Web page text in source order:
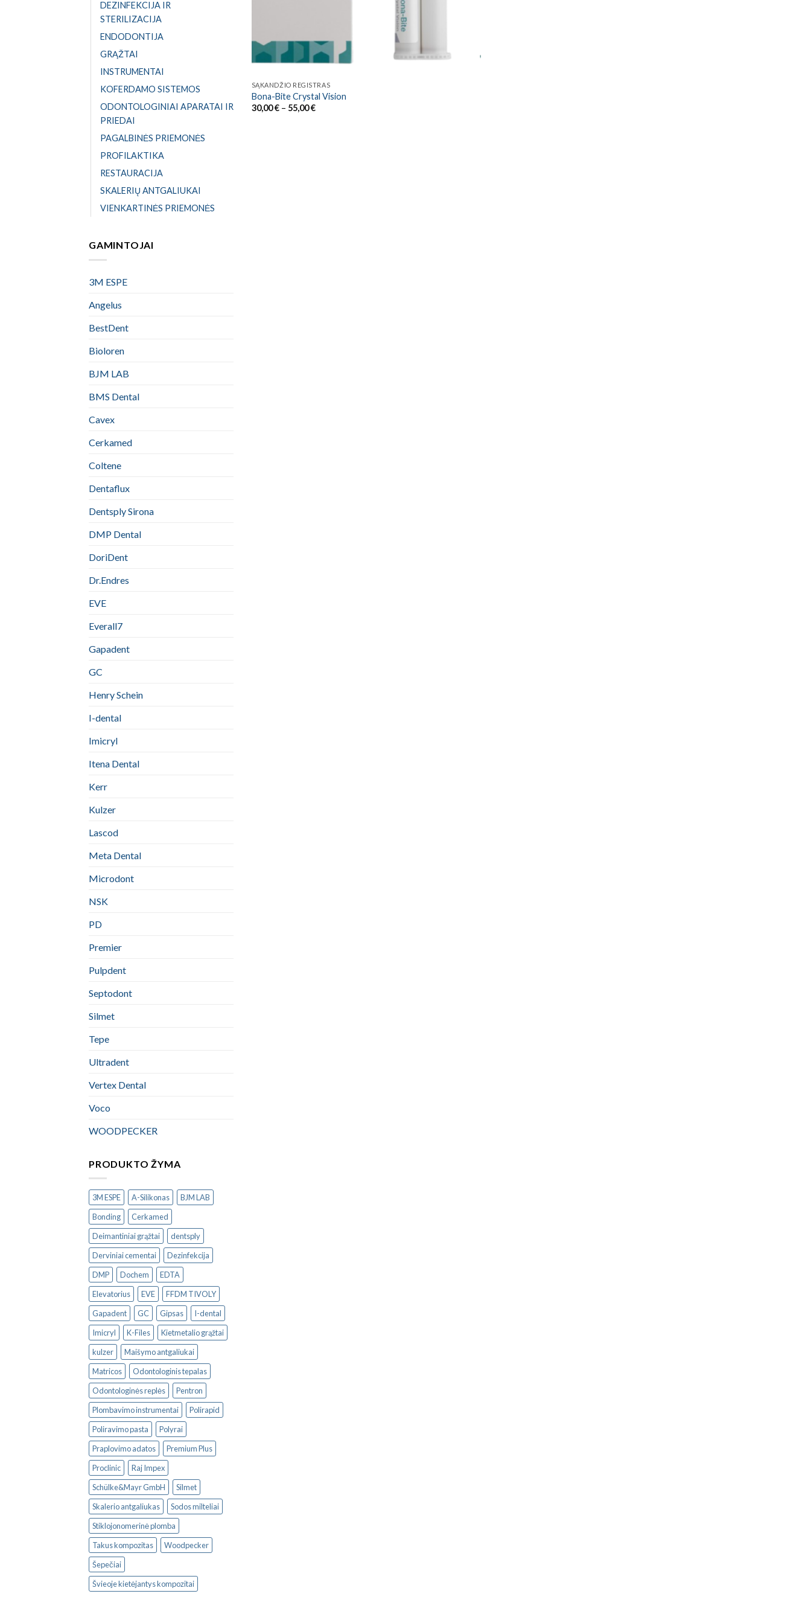
DEZINFEKCIJA IR
STERILIZACIJA
ENDODONTIJA
GRĄŽTAI
INSTRUMENTAI
KOFERDAMO SISTEMOS
ODONTOLOGINIAI APARATAI IR
PRIEDAI
PAGALBINĖS PRIEMONĖS
PROFILAKTIKA
RESTAURACIJA
SKALERIŲ ANTGALIUKAI
VIENKARTINĖS PRIEMONĖS
GAMINTOJAI
3M ESPE
Angelus
BestDent
Bioloren
BJM LAB
BMS Dental
Cavex
Cerkamed
Coltene
Dentaflux
Dentsply Sirona
DMP Dental
DoriDent
Dr.Endres
EVE
Everall7
Gapadent
GC
Henry Schein
I-dental
Imicryl
Itena Dental
Kerr
Kulzer
Lascod
Meta Dental
Microdont
NSK
PD
Premier
Pulpdent
Septodont
Silmet
Tepe
Ultradent
Vertex Dental
Voco
WOODPECKER
PRODUKTO ŽYMA
3M ESPE A-Silikonas
BJM LAB
Bonding
Cerkamed
Deimantiniai grąžtai
dentsply
Derviniai cementai
Dezinfekcija
DMP
Dochem
EDTA
Elevatorius
EVE
FFDM TIVOLY
Gapadent
GC Gipsas
I-dental
Imicryl
K-Files
Kietmetalio grąžtai
kulzer
Maišymo antgaliukai
Matricos
Odontologinis tepalas
Odontologinės replės
Pentron
Plombavimo instrumentai
Polirapid
Poliravimo pasta
Polyrai
Praplovimo adatos
Premium Plus
Proclinic
Raj Impex
Schülke&Mayr GmbH
Silmet
Skalerio antgaliukas
Sodos milteliai
Stiklojonomerinė plomba
Takus kompozitas
Woodpecker
Šepečiai
Švieoje kietėjantys kompozitai
SĄKANDŽIO REGISTRAS
Bona-Bite Crystal Vision
30,00€ – 55,00€Price